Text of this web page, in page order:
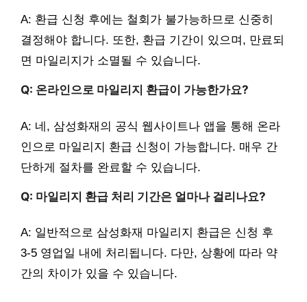
A: 환급 신청 후에는 철회가 불가능하므로 신중히
결정해야 합니다. 또한, 환급 기간이 있으며, 만료되
면 마일리지가 소멸될 수 있습니다.
Q: 온라인으로 마일리지 환급이 가능한가요?
A: 네, 삼성화재의 공식 웹사이트나 앱을 통해 온라
인으로 마일리지 환급 신청이 가능합니다. 매우 간
단하게 절차를 완료할 수 있습니다.
Q: 마일리지 환급 처리 기간은 얼마나 걸리나요?
A: 일반적으로 삼성화재 마일리지 환급은 신청 후
3-5 영업일 내에 처리됩니다. 다만, 상황에 따라 약
간의 차이가 있을 수 있습니다.